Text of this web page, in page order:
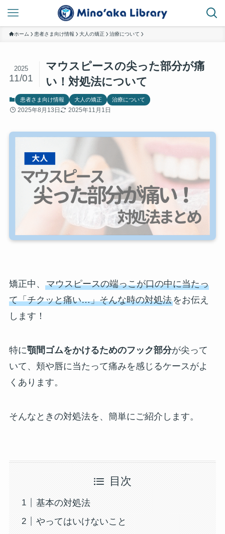
ホーム 患者さま向け情報 大人の矯正 治療について
マウスピースの尖った部分が痛
い！対処法について
2025
11/01
患者さま向け情報 大人の矯正 治療について
2025年8月13日 2025年11月1日
矯正中、 マウスピースの端っこが口の中に当たっ
て「チクッと痛い…」そんな時の対処法をお伝え
します！
特に顎間ゴムをかけるためのフック部分が尖って
いて、頬や唇に当たって痛みを感じるケースがよ
くあります。
そんなときの対処法を、簡単にご紹介します。
目次
基本の対処法
やってはいけないこと